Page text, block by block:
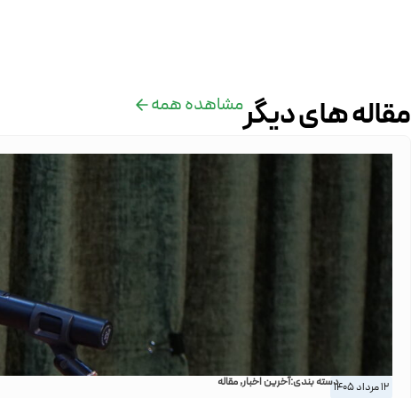
مقاله های دیگرمشاهده همه
12 مرداد 1405 دسته بندی:آخرین اخبار,مقاله